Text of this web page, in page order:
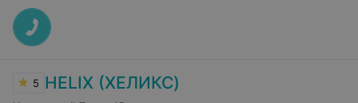
5 HELIX (ХЕЛИКС)